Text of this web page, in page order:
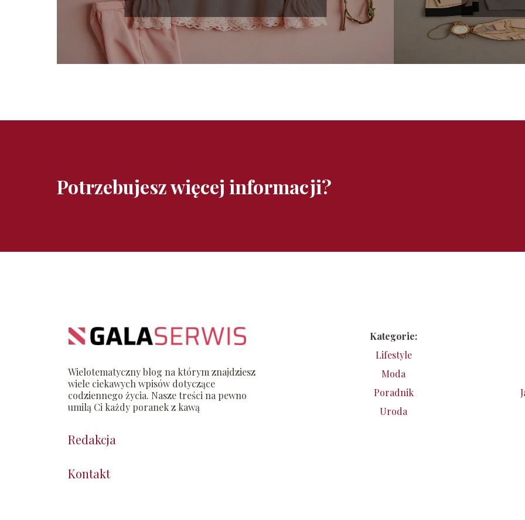
Potrzebujesz więcej informacji?
Wielotematyczny blog na którym znajdziesz
wiele ciekawych wpisów dotyczące
codziennego życia. Nasze treści na pewno
umilą Ci każdy poranek z kawą
Redakcja
Kontakt
Kategorie:
Lifestyle
Moda
Poradnik
Uroda